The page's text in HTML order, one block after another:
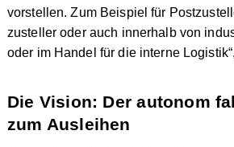
vorstellen. Zum Beispiel für
zusteller oder auch innerhalb von
oder im Handel für die interne
Die Vision: Der autonom
zum Ausleihen